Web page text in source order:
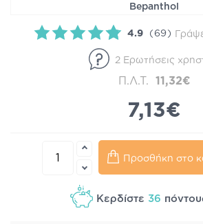
Bepanthol
4.9 (69)
2 Ερωτήσεις
Π.Λ.Τ. 11,32€
7,13€
Προσθήκη στο
Κερδίστε 36